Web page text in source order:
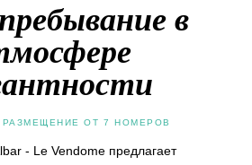
в
РАЗМЕЩЕНИЕ ОТ 7 НОМЕРОВ
- Le Vendome предлагает